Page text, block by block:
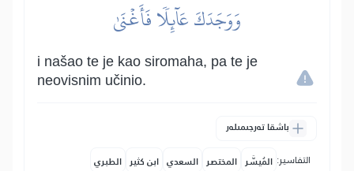
وَوَجَدَكَ عَآئِلٗا فَأَغۡنَىٰ
i našao te je kao siromaha, pa te je
neovisnim učinio.
باشقا تەرجىمىلەر
التفاسير: المُيسَّر المختصر السعدي ابن كثير الطبري